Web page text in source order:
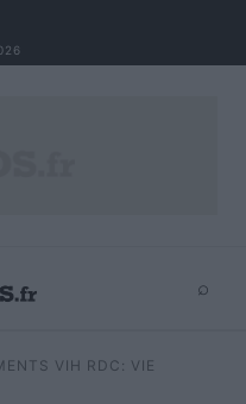
⌕
VIH RDC: VIE